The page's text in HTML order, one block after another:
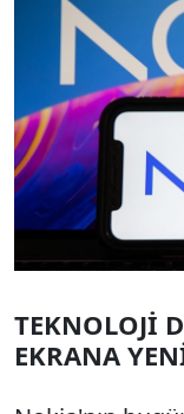
TEKNOLOJİ
EKRANA